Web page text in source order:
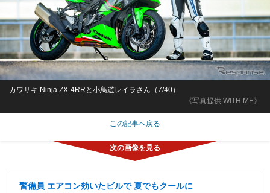
《写真提供 WITH ME》
カワサキ Ninja ZX-4RRと小鳥遊レイラさん（7/40）
この記事へ戻る
警備員 エアコン効いたビルで 夏でもクールに